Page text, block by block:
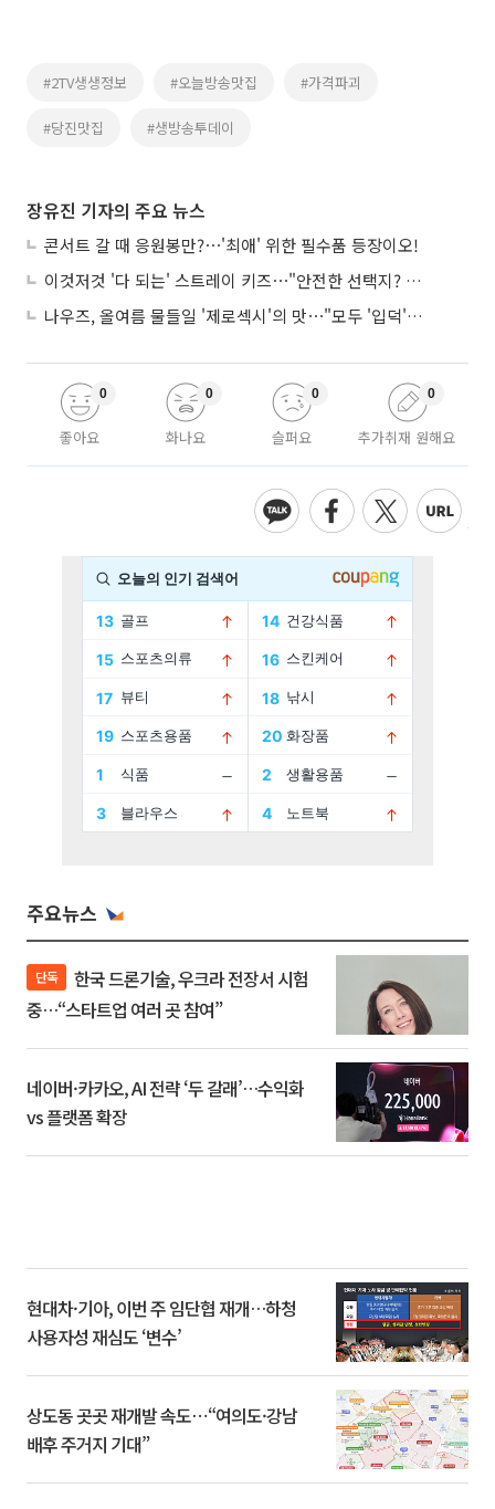
#2TV생생정보 #오늘방송맛집 #가격파괴
#당진맛집 #생방송투데이
장유진 기자의 주요 뉴스
콘서트 갈 때 응원봉만?⋯'최애' 위한 필수품 등장이오!
이것저것 '다 되는' 스트레이 키즈⋯"안전한 선택지? 도전이 재밌죠"
나우즈, 올여름 물들일 '제로섹시'의 맛⋯"모두 '입덕'시킬 것"
좋아요
0
화나요
0
슬퍼요
0
추가취재 원해요
0
주요뉴스
단독
중…“스타트업 여러 곳 참여”
네이버·카카오, AI 전략 ‘두 갈래’…수익화
vs 플랫폼 확장
현대차·기아, 이번 주 임단협 재개…하청
사용자성 재심도 ‘변수’
상도동 곳곳 재개발 속도⋯“여의도·강남
배후 주거지 기대”